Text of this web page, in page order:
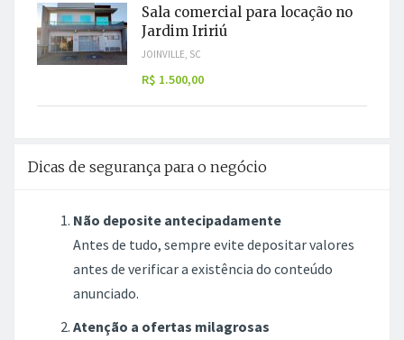
Sala comercial para locação no
Jardim Iririú
JOINVILLE, SC
R$ 1.500,00
Dicas de segurança para o negócio
Não deposite antecipadamente
Antes de tudo, sempre evite depositar valores
antes de verificar a existência do conteúdo
anunciado.
Atenção a ofertas milagrosas